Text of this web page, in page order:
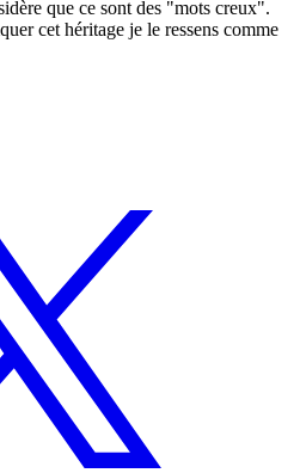
que ce sont des "mots creux".
cet héritage je le ressens comme